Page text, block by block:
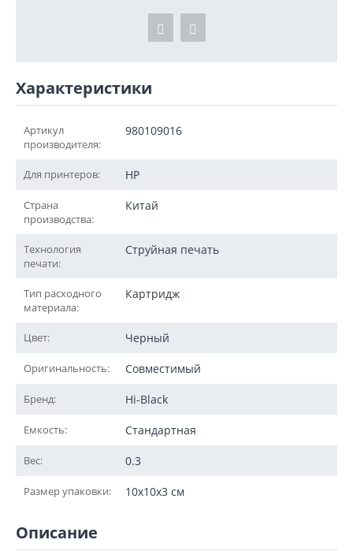
Характеристики
Артикул
производителя:
980109016
Для принтеров: HP
Страна
производства:
Китай
Технология
печати:
Струйная печать
Тип расходного
материала:
Картридж
Цвет: Черный
Оригинальность: Совместимый
Бренд: Hi-Black
Емкость: Стандартная
Вес: 0.3
Размер упаковки: 10x10x3 см
Описание